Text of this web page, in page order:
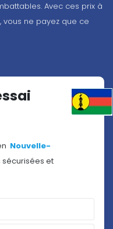
Avec ces prix à
vous ne payez que ce
Nouvelle-
et